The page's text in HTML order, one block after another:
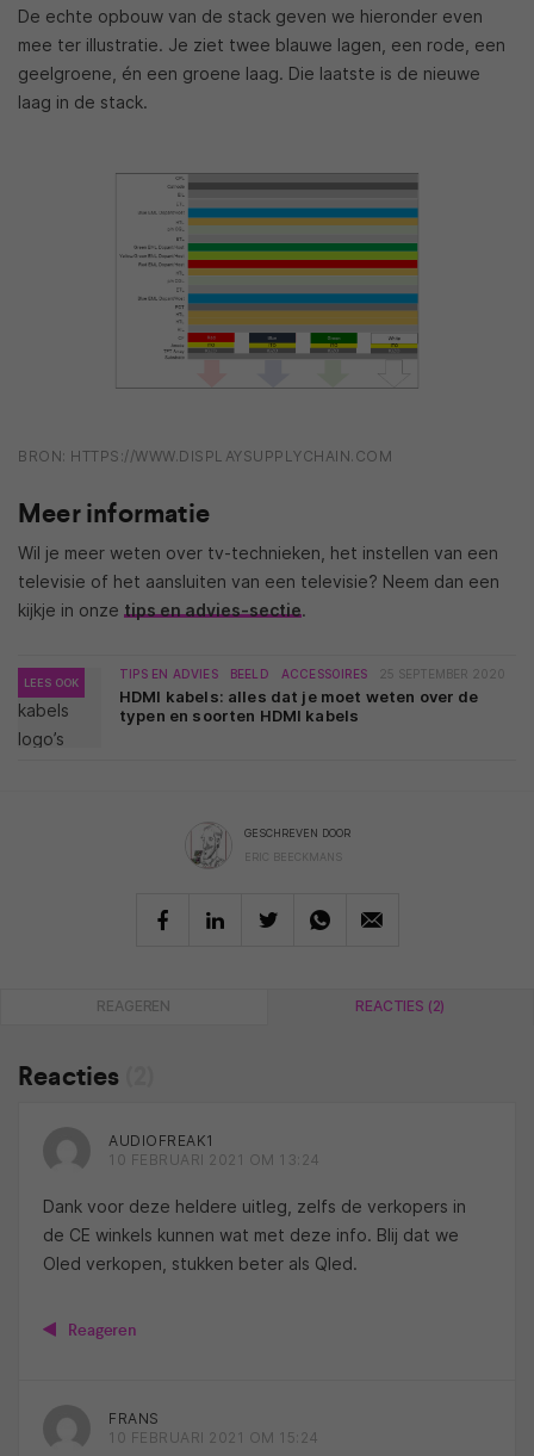
De echte opbouw van de stack geven we hieronder even
mee ter illustratie. Je ziet twee blauwe lagen, een rode, een
geelgroene, én een groene laag. Die laatste is de nieuwe
laag in de stack.
BRON: HTTPS://WWW.DISPLAYSUPPLYCHAIN.COM
Meer informatie
Wil je meer weten over tv-technieken, het instellen van een
televisie of het aansluiten van een televisie? Neem dan een
kijkje in onze tips en advies-sectie.
LEES OOK
TIPS EN ADVIES BEELD ACCESSOIRES 25 SEPTEMBER 2020
HDMI kabels: alles dat je moet weten over de
typen en soorten HDMI kabels
GESCHREVEN DOOR
ERIC BEECKMANS
REAGEREN REACTIES (2)
Reacties
AUDIOFREAK1
10 FEBRUARI 2021 OM 13:24
Dank voor deze heldere uitleg, zelfs de verkopers in
de CE winkels kunnen wat met deze info. Blij dat we
Oled verkopen, stukken beter als Qled.
Reageren
FRANS
10 FEBRUARI 2021 OM 15:24